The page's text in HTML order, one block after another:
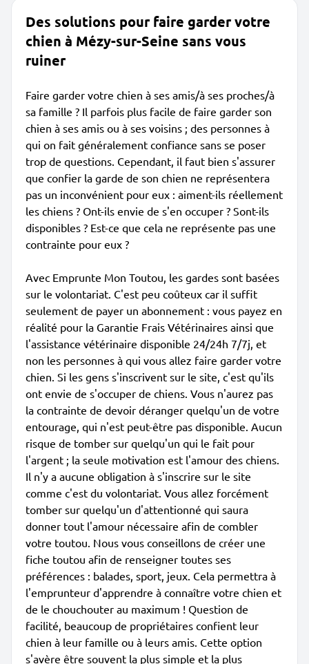
Des solutions pour faire garder votre
chien à Mézy-sur-Seine sans vous
ruiner
Faire garder votre chien à ses amis/à ses proches/à
sa famille ? Il parfois plus facile de faire garder son
chien à ses amis ou à ses voisins ; des personnes à
qui on fait généralement confiance sans se poser
trop de questions. Cependant, il faut bien s'assurer
que confier la garde de son chien ne représentera
pas un inconvénient pour eux : aiment-ils réellement
les chiens ? Ont-ils envie de s'en occuper ? Sont-ils
disponibles ? Est-ce que cela ne représente pas une
contrainte pour eux ?
Avec Emprunte Mon Toutou, les gardes sont basées
sur le volontariat. C'est peu coûteux car il suffit
seulement de payer un abonnement : vous payez en
réalité pour la Garantie Frais Vétérinaires ainsi que
l'assistance vétérinaire disponible 24/24h 7/7j, et
non les personnes à qui vous allez faire garder votre
chien. Si les gens s'inscrivent sur le site, c'est qu'ils
ont envie de s'occuper de chiens. Vous n'aurez pas
la contrainte de devoir déranger quelqu'un de votre
entourage, qui n'est peut-être pas disponible. Aucun
risque de tomber sur quelqu'un qui le fait pour
l'argent ; la seule motivation est l'amour des chiens.
Il n'y a aucune obligation à s'inscrire sur le site
comme c'est du volontariat. Vous allez forcément
tomber sur quelqu'un d'attentionné qui saura
donner tout l'amour nécessaire afin de combler
votre toutou. Nous vous conseillons de créer une
fiche toutou afin de renseigner toutes ses
préférences : balades, sport, jeux. Cela permettra à
l'emprunteur d'apprendre à connaître votre chien et
de le chouchouter au maximum ! Question de
facilité, beaucoup de propriétaires confient leur
chien à leur famille ou à leurs amis. Cette option
s'avère être souvent la plus simple et la plus